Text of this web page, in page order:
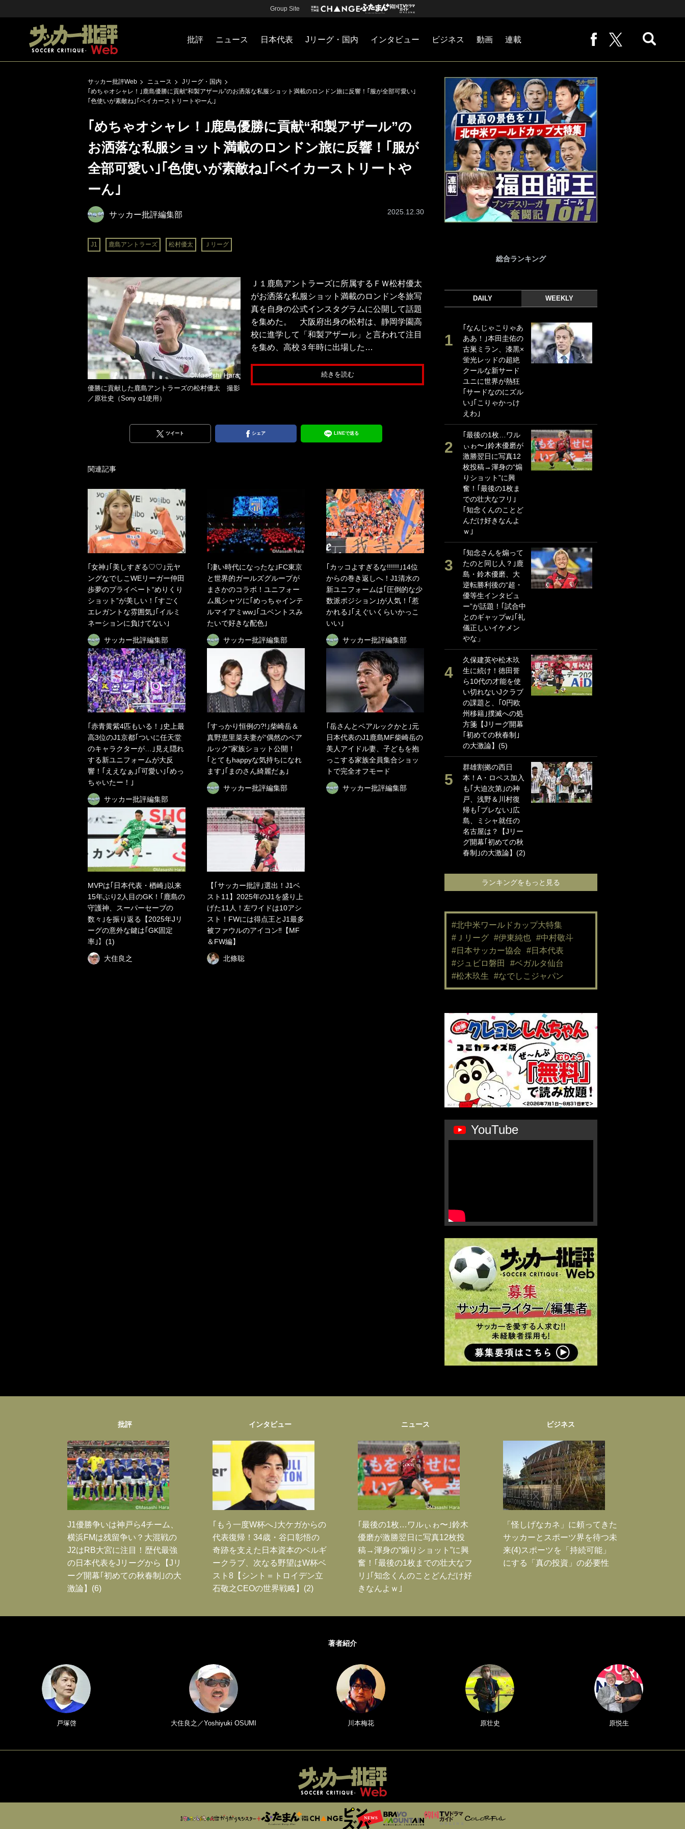
Group Site
批評 ニュース 日本代表 Jリーグ・国内 インタビュー ビジネス 動画 連載
サッカー批評Web ニュース
Jリーグ・国内
｢めちゃオシャレ！｣鹿島優勝に貢献“和製アザール”のお洒落な私服ショット満載のロンドン旅に反響！｢服が全部可愛い｣
｢色使いが素敵ね｣｢ベイカーストリートやーん｣
｢めちゃオシャレ！｣鹿島優勝に貢献“和製アザール”の
お洒落な私服ショット満載のロンドン旅に反響！｢服が
全部可愛い｣｢色使いが素敵ね｣｢ベイカーストリートや
ーん｣
サッカー批評編集部
J1 鹿島アントラーズ 松村優太 Ｊリーグ
2025.12.30
優勝に貢献した鹿島アントラーズの松村優太 撮影
／原壮史（Sony α1使用）
Ｊ１鹿島アントラーズに所属するＦＷ松村優太
がお洒落な私服ショット満載のロンドン冬旅写
真を自身の公式インスタグラムに公開して話題
を集めた。 大阪府出身の松村は、静岡学園高
校に進学して「和製アザール」と言われて注目
を集め、高校３年時に出場した…
続きを読む
ツイート シェア LINEで送る
関連記事
｢女神｣｢美しすぎる♡♡｣元ヤ
ングなでしこWEリーガー仲田
歩夢のプライベート“めりくり
ショット”が美しい！｢すごく
エレガントな雰囲気｣｢イルミ
ネーションに負けてない｣
サッカー批評編集部
｢凄い時代になったな｣FC東京
と世界的ガールズグループが
まさかのコラボ！ユニフォー
ム風シャツに｢めっちゃインテ
ルマイアミww｣｢ユベントスみ
たいで好きな配色｣
サッカー批評編集部
｢カッコよすぎるな!!!!!!｣14位
からの巻き返しへ！J1清水の
新ユニフォームは｢圧倒的な少
数派ポジション｣が人気！｢惹
かれる｣｢えぐいくらいかっこ
いい｣
サッカー批評編集部
｢赤青黄紫4匹もいる！｣史上最
高3位のJ1京都｢ついに任天堂
のキャラクターが…｣見え隠れ
する新ユニフォームが大反
響！｢ええなぁ｣｢可愛い｣｢めっ
ちゃいたー！｣
サッカー批評編集部
｢すっかり恒例の?!｣柴崎岳＆
真野恵里菜夫妻が“偶然のペア
ルック”家族ショット公開！
｢とてもhappyな気持ちになれ
ます｣｢まのさん綺麗だぁ｣
サッカー批評編集部
｢岳さんとペアルックかと｣元
日本代表のJ1鹿島MF柴崎岳の
美人アイドル妻、子どもを抱
っこする家族全員集合ショッ
トで完全オフモード
サッカー批評編集部
MVPは｢日本代表・楢崎｣以来
15年ぶり2人目のGK！｢鹿島の
守護神、スーパーセーブの
数々｣を振り返る【2025年Jリ
ーグの意外な鍵は｢GK固定
率｣】(1)
大住良之
【｢サッカー批評｣選出！J1ベ
スト11】2025年のJ1を盛り上
げた11人！左ワイドは10アシ
スト！FWには得点王とJ1最多
被ファウルのアイコン‼︎【MF
＆FW編】
北條聡
総合ランキング
DAILY WEEKLY
｢なんじゃこりゃあ
ああ！｣本田圭佑の
古巣ミラン、漆黒×
蛍光レッドの超絶
クールな新サード
ユニに世界が熱狂
｢サードなのにズル
い｣｢こりゃかっけ
えわ｣
｢最後の1枚…ワル
ぃゎ〜｣鈴木優磨が
激勝翌日に写真12
枚投稿→渾身の“煽
りショット”に興
奮！｢最後の1枚ま
での壮大なフリ｣
｢知念くんのことど
んだけ好きなんよ
ｗ｣
｢知念さんを煽って
たのと同じ人？｣鹿
島・鈴木優磨、大
逆転勝利後の“超・
優等生インタビュ
ー”が話題！｢試合中
とのギャップw｣｢礼
儀正しいイケメン
やな」
久保建英や松木玖
生に続け！徳田誉
ら10代の才能を使
い切れないJクラブ
の課題と、｢0円欧
州移籍｣撲滅への処
方箋【Jリーグ開幕
｢初めての秋春制｣
の大激論】(5)
群雄割拠の西日
本！A・ロペス加入
も｢大迫次第｣の神
戸、浅野＆川村復
帰も｢ブレない｣広
島、ミシャ就任の
名古屋は？【Jリー
グ開幕｢初めての秋
春制｣の大激論】(2)
ランキングをもっと見る
#北中米ワールドカップ大特集
#Ｊリーグ #伊東純也 #中村敬斗
#日本サッカー協会
#日本代表
#ジュビロ磐田
#ベガルタ仙台
#松木玖生
#なでしこジャパン
YouTube
批評
J1優勝争いは神戸ら4チーム、
横浜FMは残留争い？大混戦の
J2はRB大宮に注目！歴代最強
の日本代表をJリーグから【Jリ
ーグ開幕｢初めての秋春制｣の大
激論】(6)
インタビュー
｢もう一度W杯へ｣大ケガからの
代表復帰！34歳・谷口彰悟の
奇跡を支えた日本資本のベルギ
ークラブ、次なる野望はW杯ベ
スト8【シント＝トロイデン立
石敬之CEOの世界戦略】(2)
ニュース
｢最後の1枚…ワルぃゎ〜｣鈴木
優磨が激勝翌日に写真12枚投
稿→渾身の“煽りショット”に興
奮！｢最後の1枚までの壮大なフ
リ｣｢知念くんのことどんだけ好
きなんよｗ｣
ビジネス
「怪しげなカネ」に頼ってきた
サッカーとスポーツ界を待つ未
来(4)スポーツを「持続可能」
にする「真の投資」の必要性
著者紹介
戸塚啓 大住良之／Yoshiyuki OSUMI 川本梅花 原壮史 原悦生